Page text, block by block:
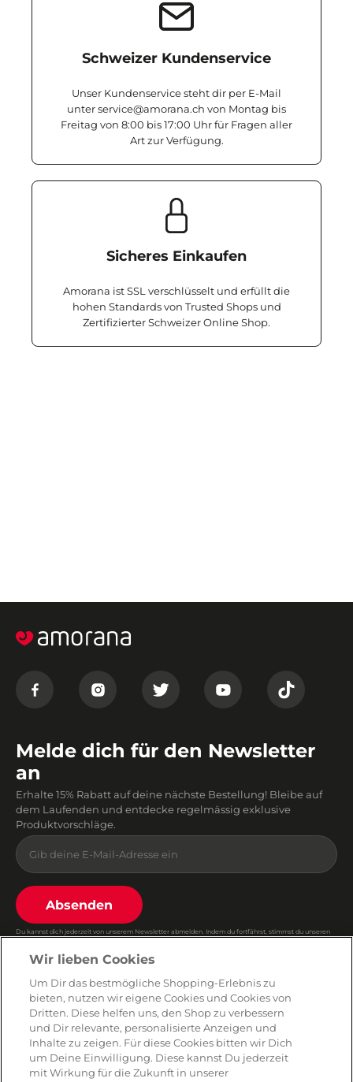
Schweizer Kundenservice
Unser Kundenservice steht dir per E-Mail
unter service@amorana.ch von Montag bis
Freitag von 8:00 bis 17:00 Uhr für Fragen aller
Art zur Verfügung.
Sicheres Einkaufen
Amorana ist SSL verschlüsselt und erfüllt die
hohen Standards von Trusted Shops und
Zertifizierter Schweizer Online Shop.
Melde dich für den Newsletter
an
Erhalte 15% Rabatt auf deine nächste Bestellung! Bleibe auf
dem Laufenden und entdecke regelmässig exklusive
Produktvorschläge.
Absenden
Du kannst dich jederzeit von unserem Newsletter abmelden. Indem du fortfährst, stimmst du unseren
AMORANA
MARKEN
Wir lieben Cookies
Um Dir das bestmögliche Shopping-Erlebnis zu
bieten, nutzen wir eigene Cookies und Cookies von
Dritten. Diese helfen uns, den Shop zu verbessern
und Dir relevante, personalisierte Anzeigen und
Inhalte zu zeigen. Für diese Cookies bitten wir Dich
um Deine Einwilligung. Diese kannst Du jederzeit
mit Wirkung für die Zukunft in unserer